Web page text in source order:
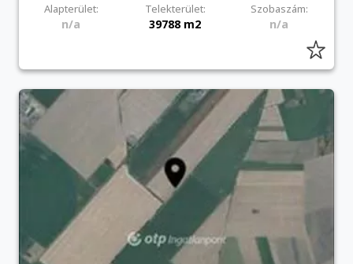
Alapterület: Telekterület: Szobaszám:
n/a 39788 m2 n/a